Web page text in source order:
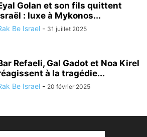
Golan et son fils quittent
: luxe à Mykonos...
Be Israel - 31 juillet 2025
Refaeli, Gal Gadot et Noa Kirel
à la tragédie...
Be Israel - 20 février 2025